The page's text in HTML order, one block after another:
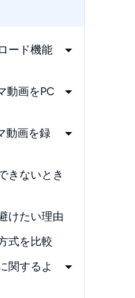
ード機能
する前の確
動画をPC
ダウンローダ
ルして起動
ママを開く
する
動画を録
作手順
きないとき
けたい理由
式を比較
関するよ